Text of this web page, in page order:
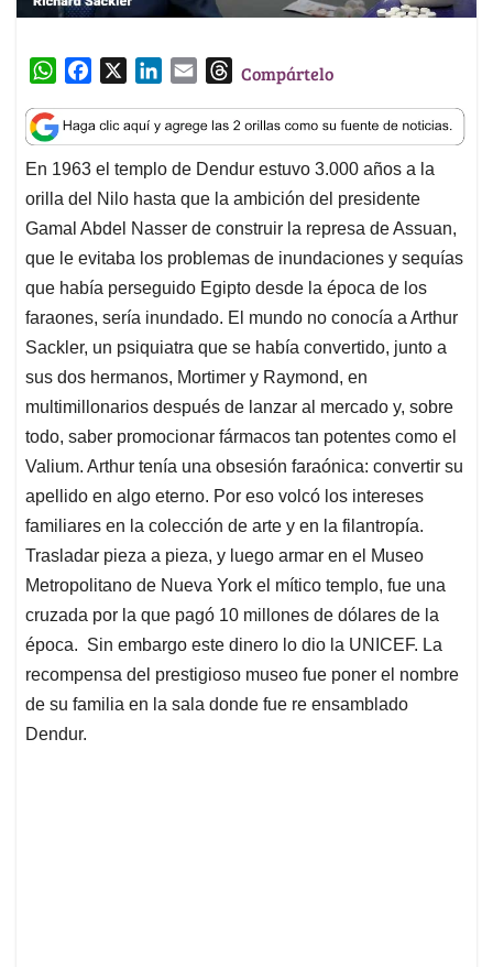
W
a
t
s
A
p
p
c
e
b
o
o
k
n
k
e
d
I
n
a
i
l
T
r
e
a
d
s
Compártelo
En 1963 el templo de Dendur estuvo 3.000 años a la
orilla del Nilo hasta que la ambición del presidente
Gamal Abdel Nasser de construir la represa de Assuan,
que le evitaba los problemas de inundaciones y sequías
que había perseguido Egipto desde la época de los
faraones, sería inundado. El mundo no conocía a Arthur
Sackler, un psiquiatra que se había convertido, junto a
sus dos hermanos, Mortimer y Raymond, en
multimillonarios después de lanzar al mercado y, sobre
todo, saber promocionar fármacos tan potentes como el
Valium. Arthur tenía una obsesión faraónica: convertir su
apellido en algo eterno. Por eso volcó los intereses
familiares en la colección de arte y en la filantropía.
Trasladar pieza a pieza, y luego armar en el Museo
Metropolitano de Nueva York el mítico templo, fue una
cruzada por la que pagó 10 millones de dólares de la
época. Sin embargo este dinero lo dio la UNICEF. La
recompensa del prestigioso museo fue poner el nombre
de su familia en la sala donde fue re ensamblado
Dendur.